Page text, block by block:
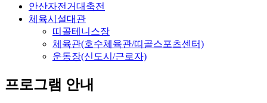
안산자전거대축전
체육시설대관
띠골테니스장
체육관(호수체육관/띠골스포츠센터)
운동장(신도시/근로자)
프로그램 안내